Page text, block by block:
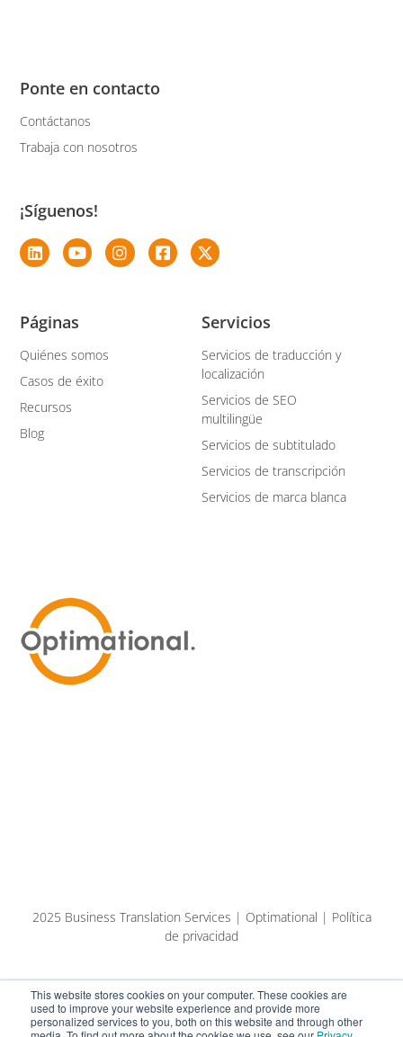
This website stores cookies on your computer. These cookies are
used to improve your website experience and provide more
personalized services to you, both on this website and through other
Servicios
Servicios de traducción y
localización
Servicios de SEO
multilingüe
Servicios de subtitulado
Servicios de transcripción
Servicios de marca blanca
Páginas
Quiénes somos
Casos de éxito
Recursos
Blog
Ponte en contacto
Contáctanos
Trabaja con nosotros
¡Síguenos!
2025 Business Translation Services | Optimational | Política
de privacidad